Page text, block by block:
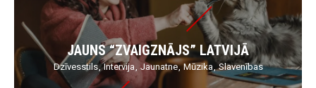
JAUNS “ZVAIGZNĀJS” LATVIJĀ
Dzīvesstils Intervija Jaunatne Mūzika Slavenības